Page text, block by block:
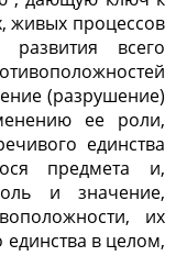
живых процессов
всего
(разрушение)
ее роли,
единства
предмета и,
и значение,
их
в целом,